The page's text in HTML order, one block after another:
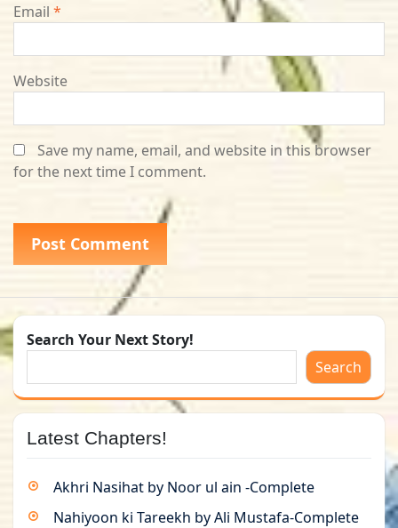
Email *
Website
Save my name, email, and website in this browser
for the next time I comment.
Search Your Next Story!
Search
Latest Chapters!
Akhri Nasihat by Noor ul ain -Complete
Nahiyoon ki Tareekh by Ali Mustafa-Complete